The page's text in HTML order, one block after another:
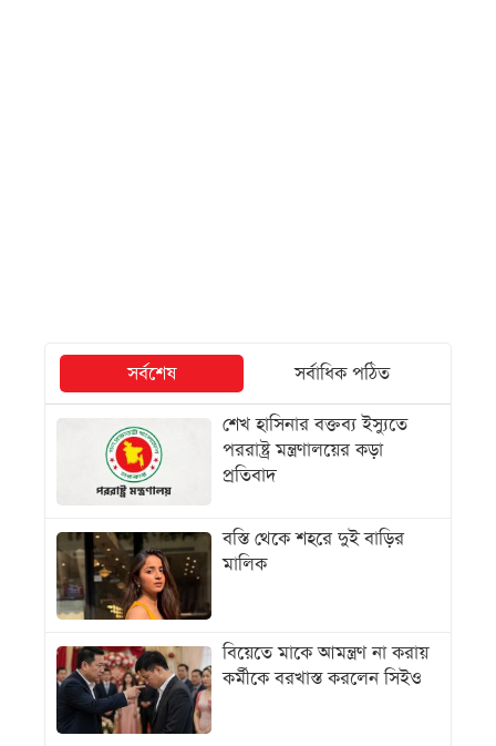
সর্বশেষ
সর্বাধিক পঠিত
শেখ হাসিনার বক্তব্য ইস্যুতে
পররাষ্ট্র মন্ত্রণালয়ের কড়া
প্রতিবাদ
বস্তি থেকে শহরে দুই বাড়ির
মালিক
বিয়েতে মাকে আমন্ত্রণ না করায়
কর্মীকে বরখাস্ত করলেন সিইও